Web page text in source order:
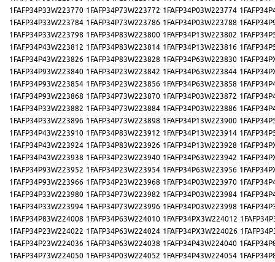
1FAFP34P33W223770 1FAFP34P73W223772 1FAFP34P03W223774
1FAFP34P33W223784 1FAFP34P73W223786 1FAFP34P03W223788
1FAFP34P33W223798 1FAFP34P83W223800 1FAFP34P13W223802
1FAFP34P43W223812 1FAFP34P83W223814 1FAFP34P13W223816
1FAFP34P43W223826 1FAFP34P83W223828 1FAFP34P63W223830
1FAFP34P93W223840 1FAFP34P23W223842 1FAFP34P63W223844
1FAFP34P93W223854 1FAFP34P23W223856 1FAFP34P63W223858
1FAFP34P93W223868 1FAFP34P73W223870 1FAFP34P03W223872
1FAFP34P33W223882 1FAFP34P73W223884 1FAFP34P03W223886
1FAFP34P33W223896 1FAFP34P73W223898 1FAFP34P13W223900
1FAFP34P43W223910 1FAFP34P83W223912 1FAFP34P13W223914
1FAFP34P43W223924 1FAFP34P83W223926 1FAFP34P13W223928
1FAFP34P43W223938 1FAFP34P23W223940 1FAFP34P63W223942
1FAFP34P93W223952 1FAFP34P23W223954 1FAFP34P63W223956
1FAFP34P93W223966 1FAFP34P23W223968 1FAFP34P03W223970
1FAFP34P33W223980 1FAFP34P73W223982 1FAFP34P03W223984
1FAFP34P33W223994 1FAFP34P73W223996 1FAFP34P03W223998
1FAFP34P83W224008 1FAFP34P63W224010 1FAFP34PX3W224012
1FAFP34P23W224022 1FAFP34P63W224024 1FAFP34PX3W224026
1FAFP34P23W224036 1FAFP34P63W224038 1FAFP34P43W224040
1FAFP34P73W224050 1FAFP34P03W224052 1FAFP34P43W224054